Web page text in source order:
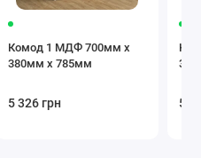
Комод 1 МДФ 700мм x
380мм x 785мм
5 326 грн 5